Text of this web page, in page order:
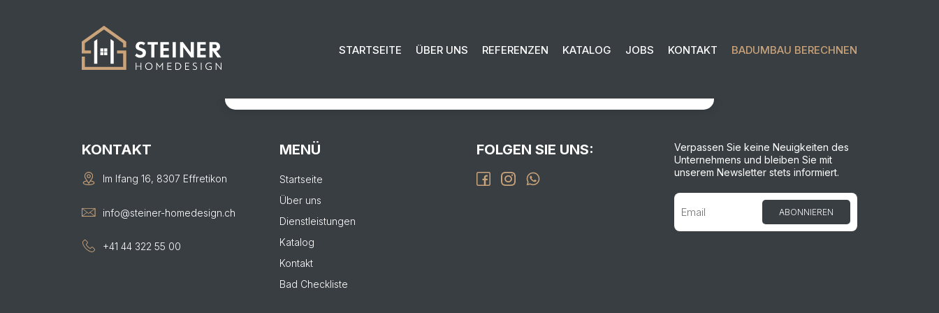
STARTSEITE ÜBER UNS REFERENZEN KATALOG JOBS KONTAKT BADUMBAU BERECHNEN
KONTAKTIEREN SIE UNS FÜR IHR PROJEKT:
KONTAKT
Im Ifang 16, 8307 Effretikon
info@steiner-homedesign.ch
+41 44 322 55 00
MENÜ
Startseite
Über uns
Dienstleistungen
Katalog
Kontakt
Bad Checkliste
FOLGEN SIE UNS:
Verpassen Sie keine Neuigkeiten des
Unternehmens und bleiben Sie mit
unserem Newsletter stets informiert.